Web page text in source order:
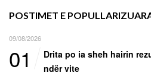
POSTIMET E
09/08/2026
01
Drita po ia sheh hairin
ndër vite